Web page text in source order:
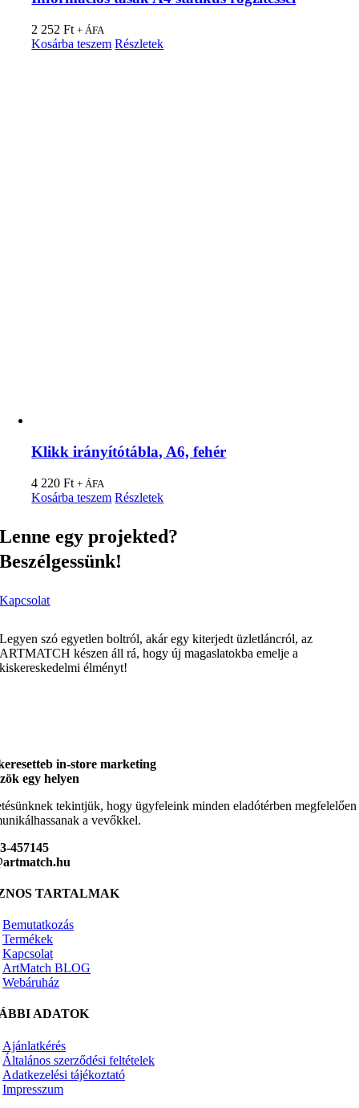
2 252Ft + ÁFA
Kosárba teszem Részletek
Klikk irányítótábla, A6, fehér
4 220Ft + ÁFA
Kosárba teszem Részletek
Lenne egy projekted?
Beszélgessünk!
Kapcsolat
Legyen szó egyetlen boltról, akár egy kiterjedt üzletláncról, az
ARTMATCH készen áll rá, hogy új magaslatokba emelje a
kiskereskedelmi élményt!
in-store marketing
egy helyen
tekintjük, hogy ügyfeleink minden eladótérben megfelelően
a vevőkkel.
457145
TARTALMAK
Bemutatkozás
Termékek
Kapcsolat
ArtMatch BLOG
Webáruház
ADATOK
Ajánlatkérés
Általános szerződési feltételek
Adatkezelési tájékoztató
Impresszum